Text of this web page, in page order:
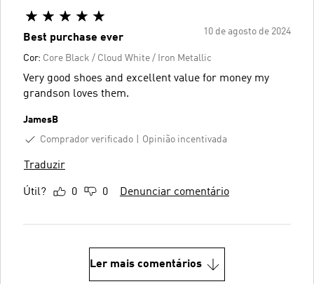
10 de agosto de 2024
Best purchase ever
Cor: Core Black / Cloud White / Iron Metallic
Very good shoes and excellent value for money my
grandson loves them.
JamesB
Comprador verificado
Opinião incentivada
Traduzir
Útil? 0 0 Denunciar comentário
Ler mais comentários